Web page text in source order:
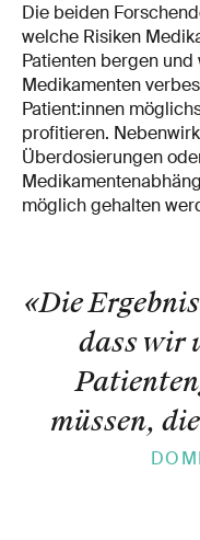
Die beiden
welche Risiken
Patienten bergen
Medikamenten
Patient:innen
profitieren.
Überdosierungen
möglich gehalten
«Die
dass wir
müssen,